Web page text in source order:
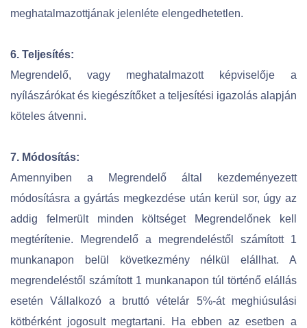
meghatalmazottjának jelenléte elengedhetetlen.
6. Teljesítés:
Megrendelő, vagy meghatalmazott képviselője a
nyílászárókat és kiegészítőket a teljesítési igazolás alapján
köteles átvenni.
7. Módosítás:
Amennyiben a Megrendelő által kezdeményezett
módosításra a gyártás megkezdése után kerül sor, úgy az
addig felmerült minden költséget Megrendelőnek kell
megtérítenie. Megrendelő a megrendeléstől számított 1
munkanapon belül következmény nélkül elállhat. A
megrendeléstől számított 1 munkanapon túl történő elállás
esetén Vállalkozó a bruttó vételár 5%-át meghiúsulási
kötbérként jogosult megtartani. Ha ebben az esetben a